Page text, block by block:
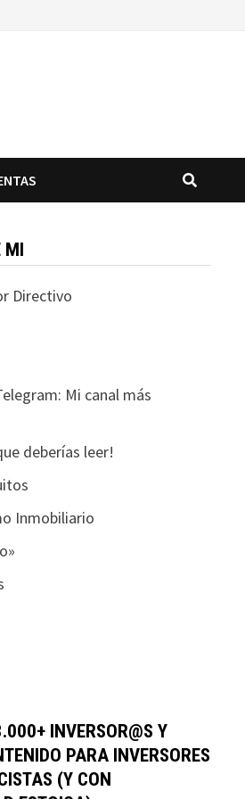
MI
Directivo
Mi canal más
deberías leer!
Inmobiliario
INVERSOR@S Y
PARA INVERSORES
(Y CON